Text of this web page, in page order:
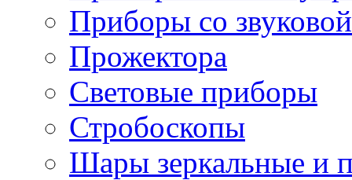
Приборы со
Прожектора
Световые приборы
Стробоскопы
Шары зеркальные и